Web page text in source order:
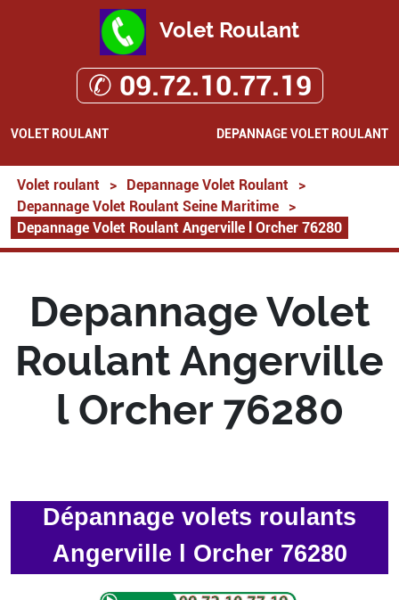
Volet Roulant
✆ 09.72.10.77.19
VOLET ROULANT DEPANNAGE VOLET ROULANT
Volet roulant > Depannage Volet Roulant
>
Depannage Volet Roulant Seine Maritime
>
Depannage Volet Roulant Angerville l Orcher 76280
Depannage Volet
Roulant Angerville
l Orcher 76280
Dépannage volets roulants
Angerville l Orcher 76280